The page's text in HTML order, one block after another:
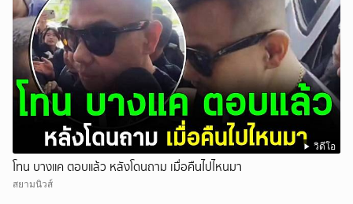
วิดีโอ
โทน บางแค ตอบแล้ว หลังโดนถาม เมื่อคืนไปไหนมา
สยามนิวส์